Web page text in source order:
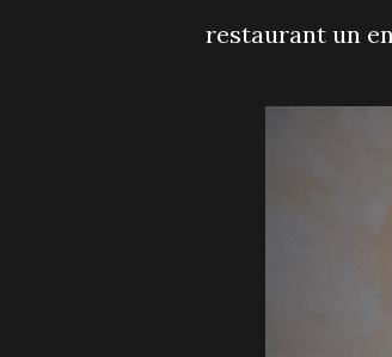
restaurant un